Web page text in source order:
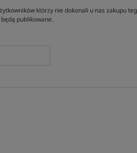
którzy nie dokonali u nas zakupu
publikowane.